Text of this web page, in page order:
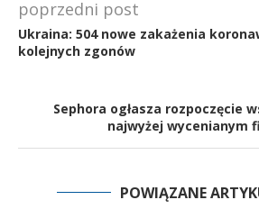
poprzedni post
Ukraina: 504 nowe zakażenia
kolejnych zgonów
Sephora ogłasza rozpoczęcie
najwyżej wycenianym
POWIĄZANE